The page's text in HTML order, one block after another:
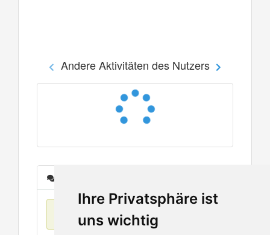
Ihre Privatsphäre ist
uns wichtig
Andere Aktivitäten des Nutzers
Keine Einträge